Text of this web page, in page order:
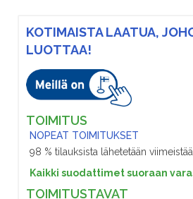
KOTIMAISTA LAATUA,
LUOTTAA!
TOIMITUS
NOPEAT TOIMITUKSET
98 % tilauksista lähetetään
Kaikki suodattimet suoraan
TOIMITUSTAVAT